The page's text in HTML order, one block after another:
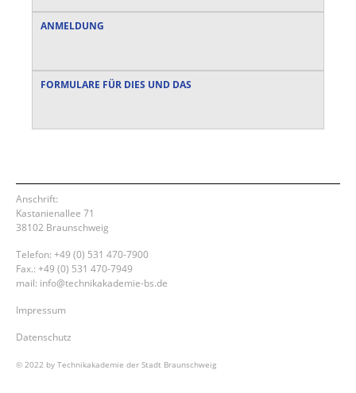
ANMELDUNG
FORMULARE FÜR DIES UND DAS
Anschrift:
Kastanienallee 71
38102 Braunschweig
Telefon: +49 (0) 531 470-7900
Fax.: +49 (0) 531 470-7949
mail: info@technikakademie-bs.de
Impressum
Datenschutz
© 2022 by Technikakademie der Stadt Braunschweig